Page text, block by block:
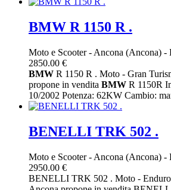
BMW R 1150 R .
Moto e Scooter- Ancona (Ancona) -
2850.00 €
BMW R 1150 R . Moto - Gran
propone in vendita BMW R 1150R
10/2002 Potenza: 62KW Cambio:
BENELLI TRK 502 .
Moto e Scooter- Ancona (Ancona) -
2950.00 €
BENELLI TRK 502 . Moto -